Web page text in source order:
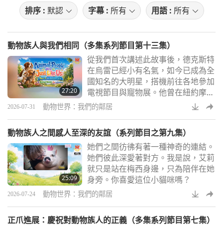
排序 : 默認 字幕 : 所有 用語 : 所有
動物族人與我們相同（多集系列節目第十三集）
27:20
從我們首次講述此故事後，德克斯特
在烏雷已經小有名氣，如今已成為全
國知名的大明星，搭機前往各地參加
電視節目與寵物展。他曾在紐約摩天
大樓和華盛頓櫻花樹的映襯下昂首闊
粉絲與追隨者，甚至比我們許多最受
歡迎的人類還要多。
2026-07-31 動物世界：我們的鄰居
動物族人之間感人至深的友誼（系列節目之第九集）
25:09
她們之間彷彿有著一種神奇的連結。
她們彼此深愛著對方。我是說，艾莉
就只是站在梅西身邊，只為陪伴在她
身旁。你喜愛這位小貓咪嗎？
2026-07-24 動物世界：我們的鄰居
正爪進展：慶祝對動物族人的正義（多集系列節目第七集）